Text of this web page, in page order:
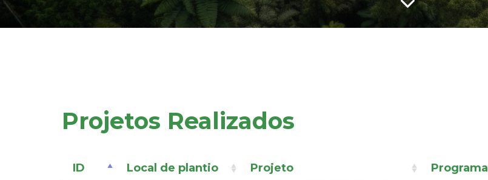
Projetos Realizados
ID Local de plantio Projeto Programa